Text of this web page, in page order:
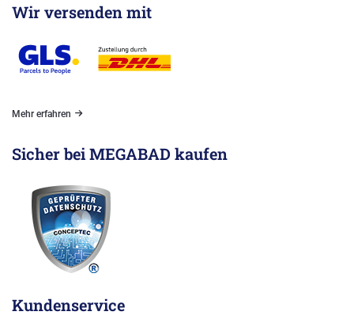
Wir versenden mit
Mehr erfahren
Sicher bei MEGABAD kaufen
Kundenservice